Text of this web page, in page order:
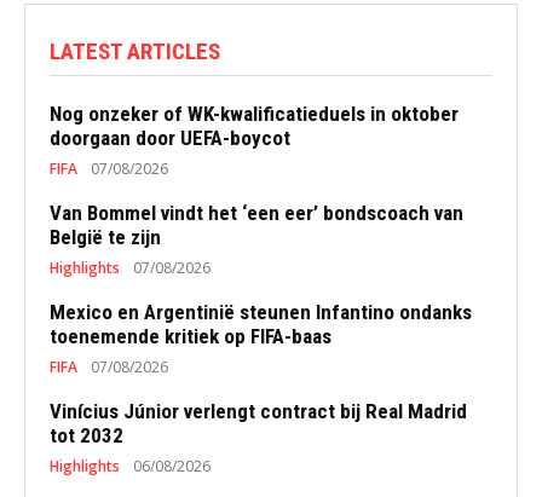
LATEST ARTICLES
Nog onzeker of WK-kwalificatieduels in oktober
doorgaan door UEFA-boycot
FIFA 07/08/2026
Van Bommel vindt het ‘een eer’ bondscoach van
België te zijn
Highlights 07/08/2026
Mexico en Argentinië steunen Infantino ondanks
toenemende kritiek op FIFA-baas
FIFA 07/08/2026
Vinícius Júnior verlengt contract bij Real Madrid
tot 2032
Highlights 06/08/2026